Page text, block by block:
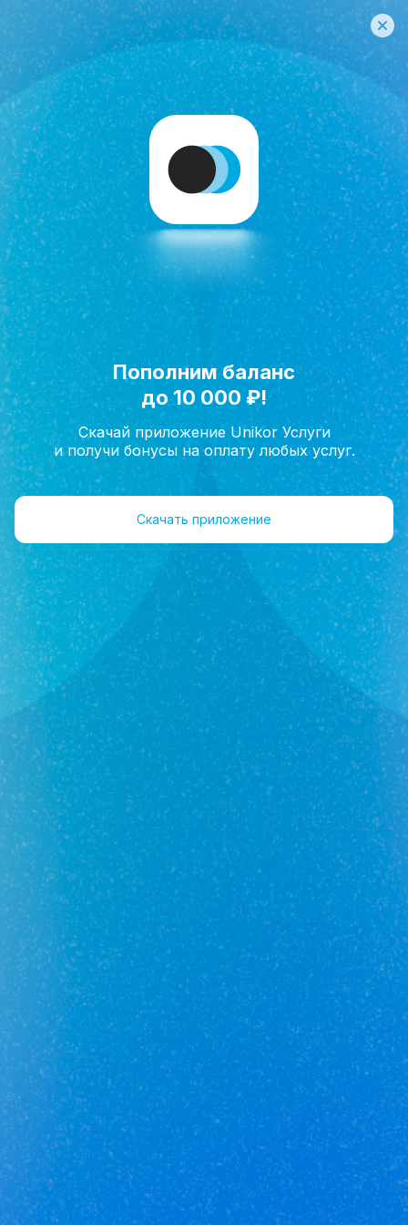
Исполнить мечту!
Главная
Семейная ипотека
Кто может воспользоваться семейной
ипотекой?
Каковы требования к потенциальным
заемщикам по семейной ипотеке?
В каких случаях отказывают в семейной
ипотеке?
Можно ли приобрести под семейную ипотеку
вторичное жилье?
Юникор Услуги
Получай кешбэк от 5 000 рублей
Скачивай приложение на свой смартфон
Юникор Агент
Приложение для агентов Unikor
Скачивай приложение на свой смартфон
Стоимость объектов недвижимости и иных товаров
и услуг,
не включенных в «Прайс-лист» носит
исключительно
информационный характер и ни при каких
условиях не является
публичной офертой, определяемой
положениями ст. 437 ч. 2 Гражданского кодекса Российской
Федерации.
Пополним баланс
до 10 000 ₽!
Скачай приложение Unikor Услуги
и получи бонусы на оплату любых услуг.
Скачать приложение